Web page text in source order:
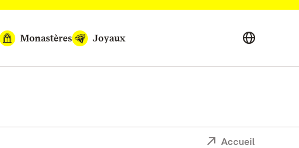
Monastères Joyaux
Accueil